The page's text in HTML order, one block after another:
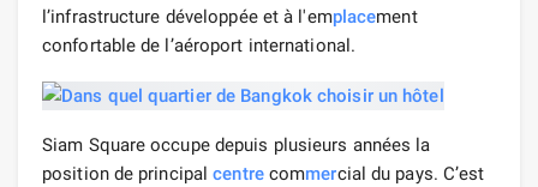
l’infrastructure développée et à l'emplacement
confortable de l’aéroport international.
Siam Square occupe depuis plusieurs années la
position de principalcentrecommercial du pays. C’est